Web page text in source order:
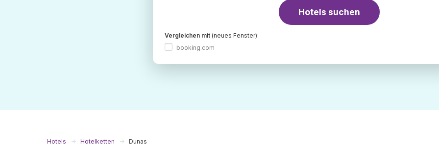
Hotels suchen
Vergleichen mit (neues Fenster):
booking.com
Hotels Hotelketten Dunas